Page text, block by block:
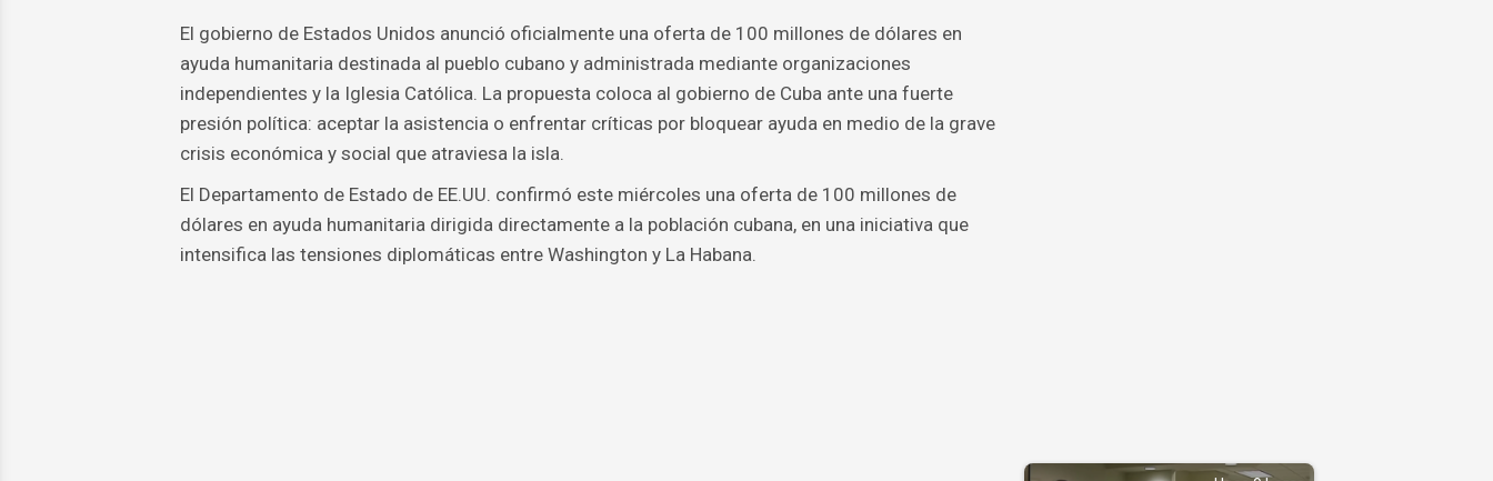
El gobierno de Estados Unidos anunció oficialmente una oferta de 100 millones de dólares en
ayuda humanitaria destinada al pueblo cubano y administrada mediante organizaciones
independientes y la Iglesia Católica. La propuesta coloca al gobierno de Cuba ante una fuerte
presión política: aceptar la asistencia o enfrentar críticas por bloquear ayuda en medio de la grave
crisis económica y social que atraviesa la isla.
El Departamento de Estado de EE.UU. confirmó este miércoles una oferta de 100 millones de
dólares en ayuda humanitaria dirigida directamente a la población cubana, en una iniciativa que
intensifica las tensiones diplomáticas entre Washington y La Habana.